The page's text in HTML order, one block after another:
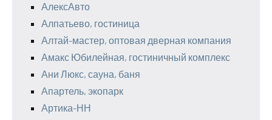
АлексАвто
Алпатьево, гостиница
Алтай-мастер, оптовая дверная компания
Амакс Юбилейная, гостиничный комплекс
Ани Люкс, сауна, баня
Апартель, экопарк
Артика-НН